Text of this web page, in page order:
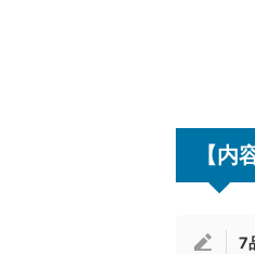
【
7